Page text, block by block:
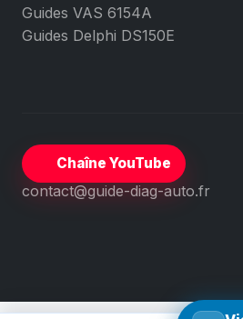
Guides VAS 6154A
Guides Delphi DS150E
Chaîne YouTube
contact@guide-diag-auto.fr